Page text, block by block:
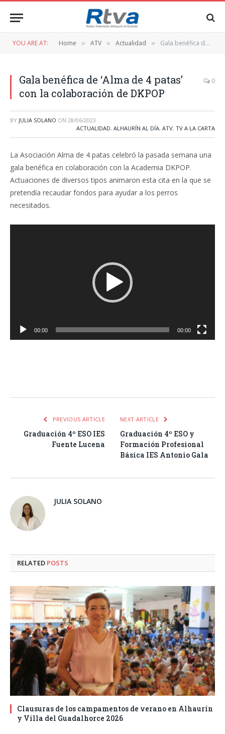
YOU ARE AT: Home » ATV » Actualidad » Gala benéfica de ‘Alma de 4 patas’ con la colaboración de DKPOP
Gala benéfica de ‘Alma de 4 patas’
con la colaboración de DKPOP
0
BY JULIA SOLANO ON 28/06/2023
ACTUALIDAD, ALHAURÍN AL DÍA, ATV, TV A LA CARTA
La Asociación Alma de 4 patas celebró la pasada semana una
gala benéfica en colaboración con la Academia DKPOP.
Actuaciones de diversos tipos animaron esta cita en la que se
pretendía recaudar fondos para ayudar a los perros
necesitados.
00:00 00:00
PREVIOUS ARTICLE
Graduación 4º ESO IES
Fuente Lucena
NEXT ARTICLE
Graduación 4º ESO y
Formación Profesional
Básica IES Antonio Gala
JULIA SOLANO
RELATED POSTS
Clausuras de los campamentos de verano en Alhaurín
y Villa del Guadalhorce 2026